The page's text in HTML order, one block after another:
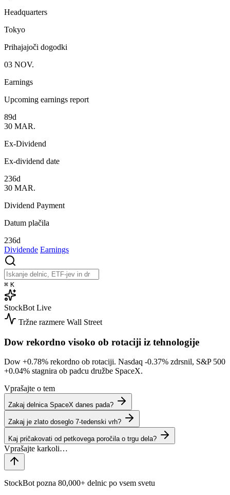
Headquarters
Tokyo
Prihajajoči dogodki
03 NOV.
Earnings
Upcoming earnings report
89d
30 MAR.
Ex-Dividend
Ex-dividend date
236d
30 MAR.
Dividend Payment
Datum plačila
236d
Dividende Earnings
⌘ K
StockBot Live
Tržne razmere Wall Street
Dow rekordno visoko ob rotaciji iz tehnologije
Dow +0.78% rekordno ob rotaciji. Nasdaq -0.37% zdrsnil, S&P 500
+0.04% stagnira ob padcu družbe SpaceX.
Vprašajte o tem
Zakaj delnica SpaceX danes pada?
Zakaj je zlato doseglo 7-tedenski vrh?
Kaj pričakovati od petkovega poročila o trgu dela?
StockBot pozna 80,000+ delnic po vsem svetu